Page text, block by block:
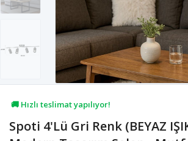
🚚 Hızlı teslimat yapılıyor!
💖 68,3B kişi favoriledi!
Spoti 4'Lü Gri Renk (BEYAZ